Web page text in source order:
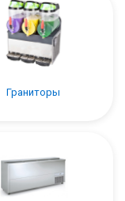
Граниторы